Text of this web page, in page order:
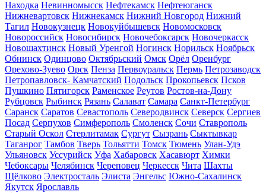
Находка Невинномысск Нефтекамск Нефтеюганск
Нижневартовск Нижнекамск Нижний Новгород Нижний
Тагил Новокузнецк Новокуйбышевск Новомосковск
Новороссийск Новосибирск Новочебоксарск Новочеркасск
Новошахтинск Новый Уренгой Ногинск Норильск Ноябрьск
Обнинск Одинцово Октябрьский Омск Орёл Оренбург
Орехово-Зуево Орск Пенза Первоуральск Пермь Петрозаводск
Петропавловск- Камчатский Подольск Прокопьевск Псков
Пушкино Пятигорск Раменское Реутов Ростов-на-Дону
Рубцовск Рыбинск Рязань Салават Самара Санкт-Петербург
Саранск Саратов Севастополь Северодвинск Северск Сергиев
Посад Серпухов Симферополь Смоленск Сочи Ставрополь
Старый Оскол Стерлитамак Сургут Сызрань Сыктывкар
Таганрог Тамбов Тверь Тольятти Томск Тюмень Улан-Удэ
Ульяновск Уссурийск Уфа Хабаровск Хасавюрт Химки
Чебоксары Челябинск Череповец Черкесск Чита Шахты
Щёлково Электросталь Элиста Энгельс Южно-Сахалинск
Якутск Ярославль